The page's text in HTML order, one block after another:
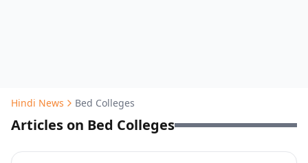
Hindi News Bed Colleges
Articles on Bed Colleges